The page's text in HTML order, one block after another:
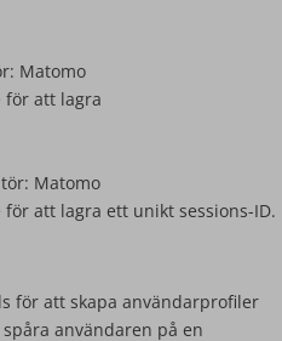
Matomo
för att lagra
Matomo
att lagra ett unikt sessions-ID.
för att skapa användarprofiler
användaren på en